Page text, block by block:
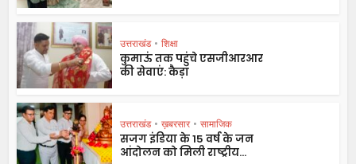
उत्तराखंड • शिक्षा
कुमाऊं तक पहुंचे एसजीआरआर
की सेवाएं: कैड़ा
उत्तराखंड • ख़बरसार • सामाजिक
सजग इंडिया के 15 वर्ष के जन
आंदोलन को मिली राष्ट्रीय...